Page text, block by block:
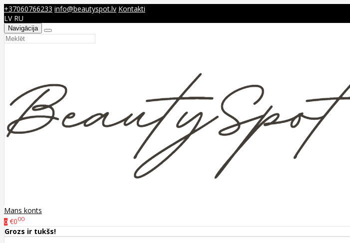
+37060766233 info@beautyspot.lv Kontakti
LV RU
Navigācija
Mans konts
0 €000
Grozs ir tukšs!